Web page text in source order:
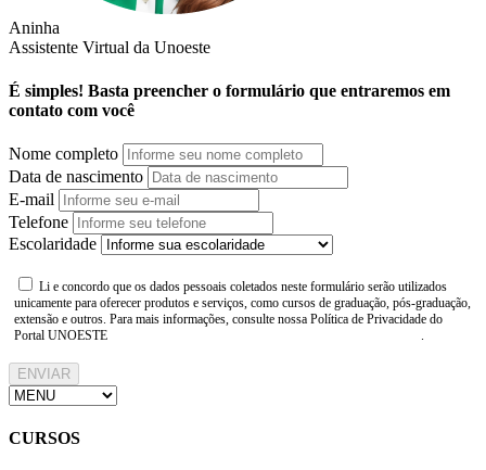
Aninha
Assistente Virtual da Unoeste
É simples! Basta preencher o formulário que entraremos em
contato com você
Nome completo
Data de nascimento
E-mail
Telefone
Escolaridade
Li e concordo que os dados pessoais coletados neste formulário serão utilizados
unicamente para oferecer produtos e serviços, como cursos de graduação, pós-graduação,
extensão e outros. Para mais informações, consulte nossa Política de Privacidade do
Portal UNOESTE
.
ENVIAR
CURSOS